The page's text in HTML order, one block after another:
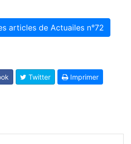
articles de Actuailes n°72
Twitter Imprimer